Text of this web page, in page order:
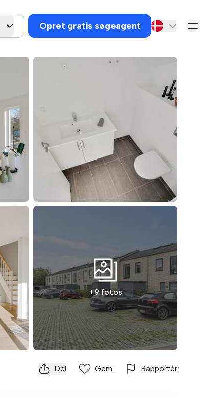
Opret gratis søgeagent
+9 fotos
Del Gem Rapportér